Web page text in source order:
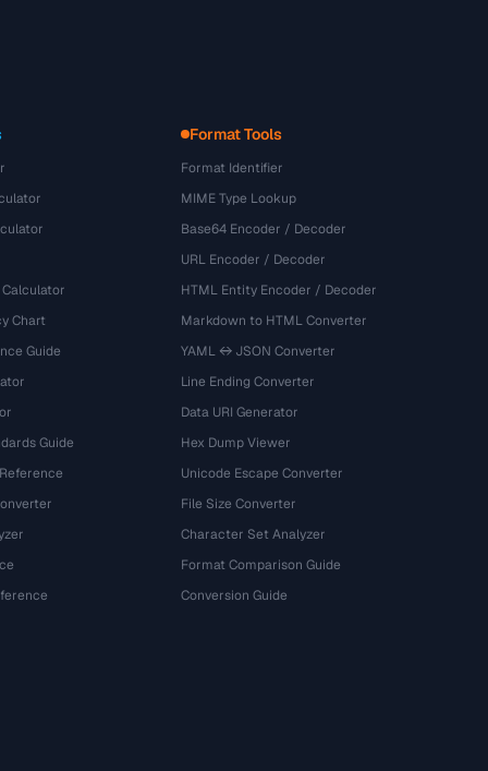
Chart
Guide
Guide
Format Tools
Format Identifier
MIME Type Lookup
Base64 Encoder / Decoder
URL Encoder / Decoder
HTML Entity Encoder / Decoder
Markdown to HTML Converter
YAML ↔ JSON Converter
Line Ending Converter
Data URI Generator
Hex Dump Viewer
Unicode Escape Converter
File Size Converter
Character Set Analyzer
Format Comparison Guide
Conversion Guide